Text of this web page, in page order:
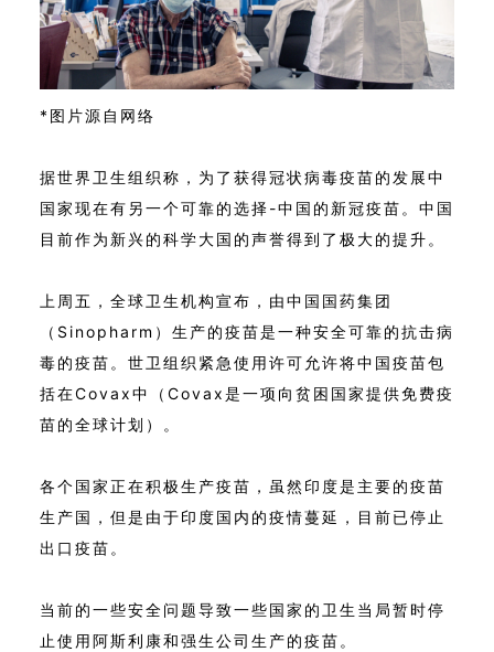
*图片源自网络
据世界卫生组织称，为了获得冠状病毒疫苗的发展中
国家现在有另一个可靠的选择-中国的新冠疫苗。中国
目前作为新兴的科学大国的声誉得到了极大的提升。
上周五，全球卫生机构宣布，由中国国药集团
（Sinopharm）生产的疫苗是一种安全可靠的抗击病
毒的疫苗。世卫组织紧急使用许可允许将中国疫苗包
括在Covax中（Covax是一项向贫困国家提供免费疫
苗的全球计划）。
各个国家正在积极生产疫苗，虽然印度是主要的疫苗
生产国，但是由于印度国内的疫情蔓延，目前已停止
出口疫苗。
当前的一些安全问题导致一些国家的卫生当局暂时停
止使用阿斯利康和强生公司生产的疫苗。